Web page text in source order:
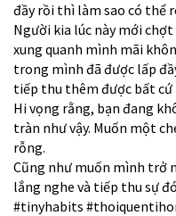
đầy rồi thì làm sao có thể
Người kia lúc này mới
xung quanh mình mãi
trong mình đã được lấp
tiếp thu thêm được bất cứ
Hi vọng rằng, bạn đang
tràn như vậy. Muốn một
rỗng.
Cũng như muốn mình trở
lắng nghe và tiếp thu sự
#tinyhabits